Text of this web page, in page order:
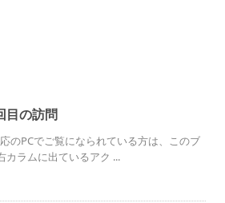
目の訪問
のPCでご覧になられている方は、このブ
カラムに出ているアク ...